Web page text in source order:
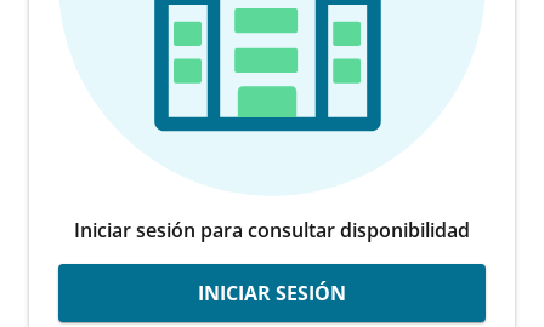
Iniciar sesión para consultar disponibilidad
INICIAR SESIÓN